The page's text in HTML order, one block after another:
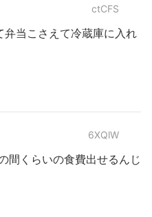
ctCFS
弁当こさえて冷蔵庫に入れ
6XQlW
間くらいの食費出せるんじ